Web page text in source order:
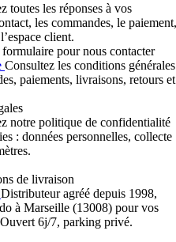
toutes les réponses à vos
les commandes, le paiement,
client.
pour nous contacter
Consultez les conditions générales
paiements, livraisons, retours et
notre politique de confidentialité
: données personnelles, collecte
de livraison
Distributeur agréé depuis 1998,
à Marseille (13008) pour vos
6j/7, parking privé.